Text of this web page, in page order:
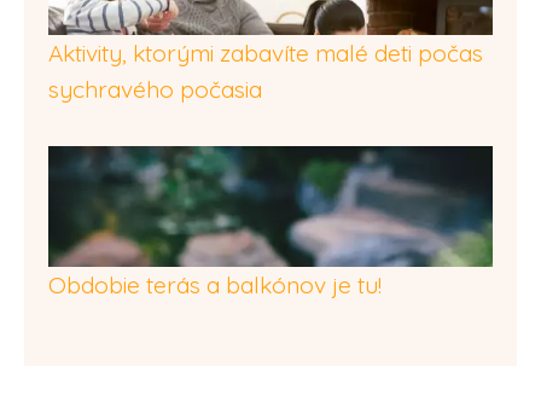
Aktivity, ktorými zabavíte malé deti počas
sychravého počasia
Obdobie terás a balkónov je tu!